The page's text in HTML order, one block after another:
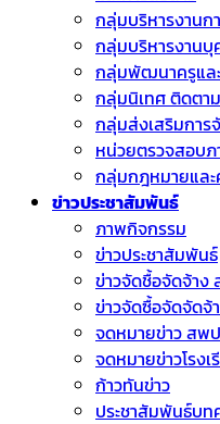
กลุ่มบริหารงานก
กลุ่มบริหารงานบุ
กลุ่มพัฒนาครูแล
กลุ่มนิเทศ ติดตา
กลุ่มส่งเสริมการ
หน่วยตรวจสอบภ
กลุ่มกฎหมายแล
ข่าวประชาสัมพันธ์
ภาพกิจกรรม
ข่าวประชาสัมพันธ์
ข่าวจัดชื้อจัดจ้าง
ข่าวจัดซื้อจัดจัดจ้
จดหมายข่าว สพ
จดหมายข่าวโรงเ
ก้าวทันข่าว
ประชาสัมพันธ์บท